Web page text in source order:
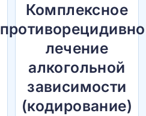
Комплексное
лечение
алкогольной
зависимости
(кодирование)